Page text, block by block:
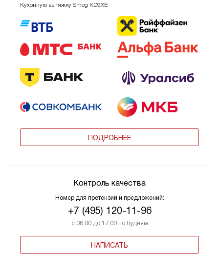
Кухонную вытяжку Smeg KD9XE
ПОДРОБНЕЕ
Контроль качества
Номер для претензий и предложений:
+7 (495) 120-11-96
с 08:00 до 17:00 по будням
НАПИСАТЬ